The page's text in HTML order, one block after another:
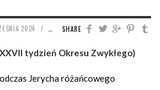
SHARE
2024 / 1099
tydzień Okresu Zwykłego)
Jerycha różańcowego